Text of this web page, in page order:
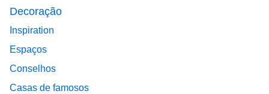
Decoração
Inspiration
Espaços
Conselhos
Casas de famosos